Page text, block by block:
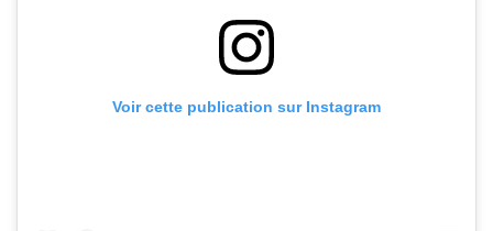
Voir cette publication sur Instagram